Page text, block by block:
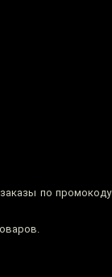
по промокоду